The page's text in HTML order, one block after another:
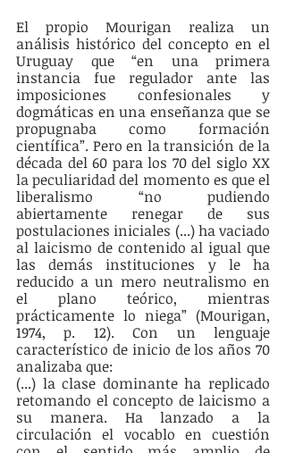
El propio Mourigan realiza un
análisis histórico del concepto en el
Uruguay que “en una primera
instancia fue regulador ante las
imposiciones confesionales y
dogmáticas en una enseñanza que se
propugnaba como formación
científica”. Pero en la transición de la
década del 60 para los 70 del siglo XX
la peculiaridad del momento es que el
liberalismo “no pudiendo
abiertamente renegar de sus
postulaciones iniciales (...) ha vaciado
al laicismo de contenido al igual que
las demás instituciones y le ha
reducido a un mero neutralismo en
el plano teórico, mientras
prácticamente lo niega” (Mourigan,
1974, p. 12). Con un lenguaje
característico de inicio de los años 70
analizaba que:
(...) la clase dominante ha replicado
retomando el concepto de laicismo a
su manera. Ha lanzado a la
circulación el vocablo en cuestión